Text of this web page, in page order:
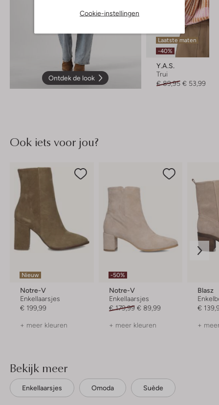
Cookie-instellingen
Ontdek de look
Laatste maten
-40%
Y.a.s.
Trui
€ 89,95 € 53,99
Ook iets voor jou?
Nieuw
Notre-V
Enkellaarsjes
€ 199,99
+ meer kleuren
-50%
Notre-V
Enkellaarsjes
€ 179,99 € 89,99
+ meer kleuren
Blasz
€
+
Bekijk meer
Enkellaarsjes Omoda Suède